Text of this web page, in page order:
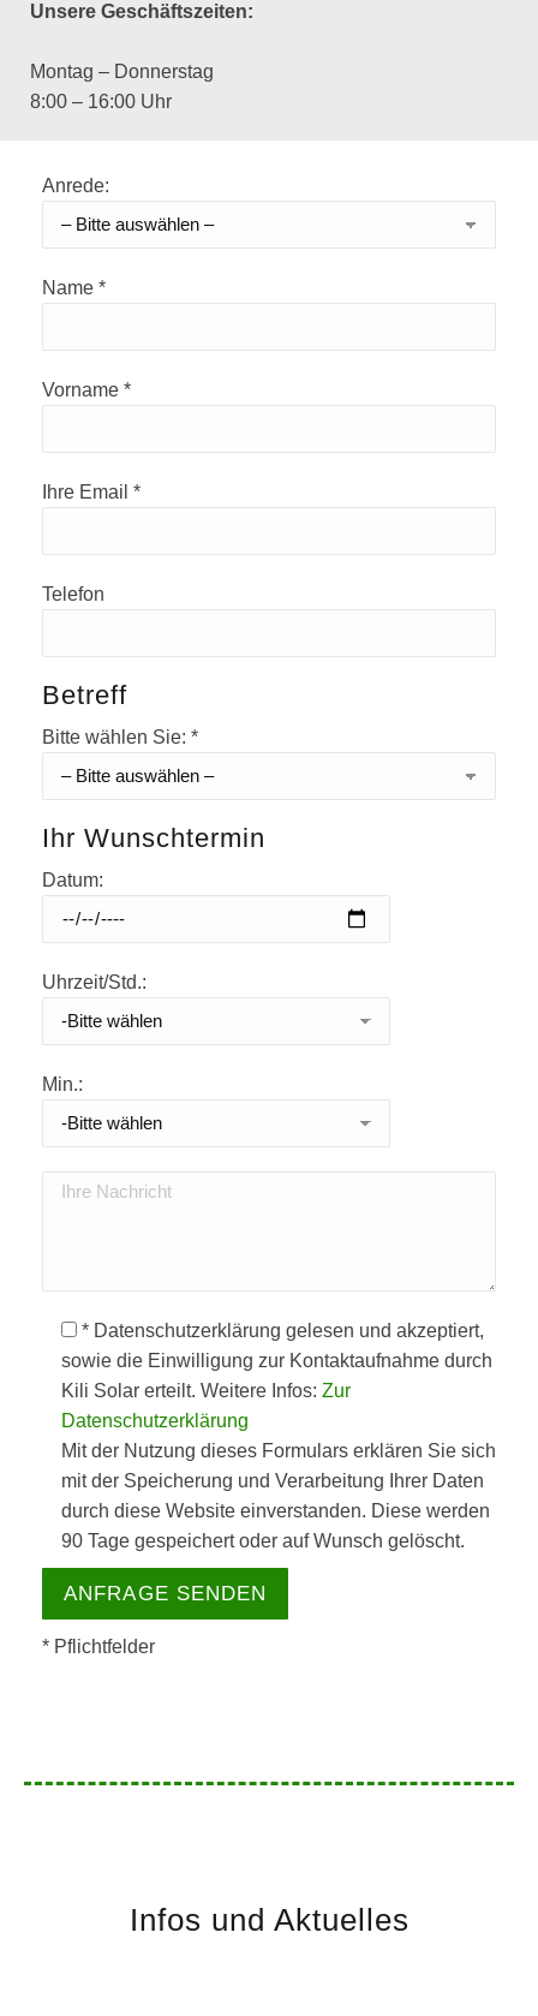
Unsere Geschäftszeiten:
Montag – Donnerstag
8:00 – 16:00 Uhr
Anrede:
Name *
Vorname *
Ihre Email *
Telefon
Betreff
Bitte wählen Sie: *
Ihr Wunschtermin
Datum:
Uhrzeit/Std.:
Min.:
Bitte lasse dieses Feld leer.
* Datenschutzerklärung gelesen und akzeptiert,
sowie die Einwilligung zur Kontaktaufnahme durch
Kili Solar erteilt. Weitere Infos: Zur
Datenschutzerklärung
Mit der Nutzung dieses Formulars erklären Sie sich
mit der Speicherung und Verarbeitung Ihrer Daten
durch diese Website einverstanden. Diese werden
90 Tage gespeichert oder auf Wunsch gelöscht.
* Pflichtfelder
Infos und Aktuelles